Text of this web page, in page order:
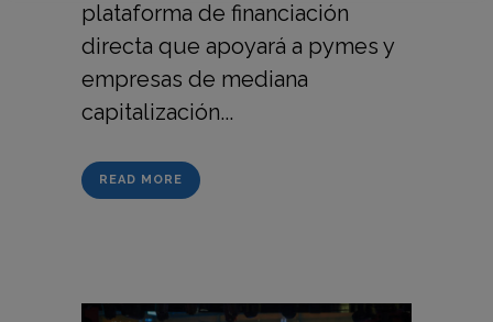
plataforma de financiación
directa que apoyará a pymes y
empresas de mediana
capitalización...
READ MORE